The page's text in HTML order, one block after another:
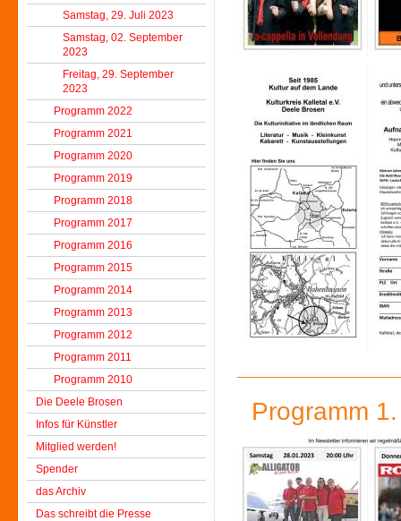
Samstag, 29. Juli 2023
Samstag, 02. September
2023
Freitag, 29. September
2023
Programm 2022
Programm 2021
Programm 2020
Programm 2019
Programm 2018
Programm 2017
Programm 2016
Programm 2015
Programm 2014
Programm 2013
Programm 2012
Programm 2011
Programm 2010
Die Deele Brosen
Infos für Künstler
Mitglied werden!
Spender
das Archiv
Das schreibt die Presse
Programm